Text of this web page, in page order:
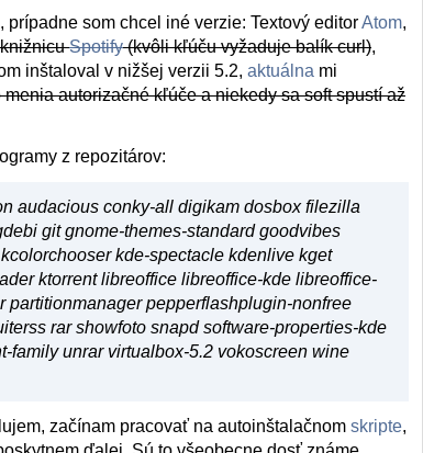
som chcel iné verzie: Textový editorAtom,
Spotify(kvôli kľúču vyžaduje balík curl),
inštaloval v nižšej verzii 5.2, aktuálna mi
menia autorizačné kľúče a niekedy sa soft spustí až
z repozitárov:
audacious conky-all digikam dosbox filezilla
git gnome-themes-standard goodvibes
kde-spectacle kdenlive kget
ktorrent libreoffice libreoffice-kde libreoffice-
partitionmanager pepperflashplugin-nonfree
rar showfoto snapd software-properties-kde
family unrar virtualbox-5.2 vokoscreen wine
začínam pracovať na autoinštalačnom skripte,